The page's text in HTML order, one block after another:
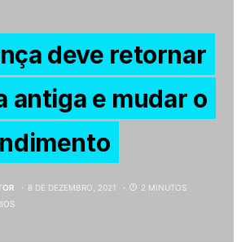
deve retornar
antiga e mudar o
8 DE DEZEMBRO, 2021
2 MINUTOS